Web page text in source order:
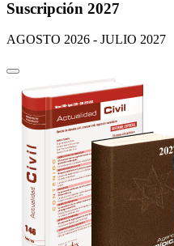
Suscripción 2027
AGOSTO 2026 - JULIO 2027